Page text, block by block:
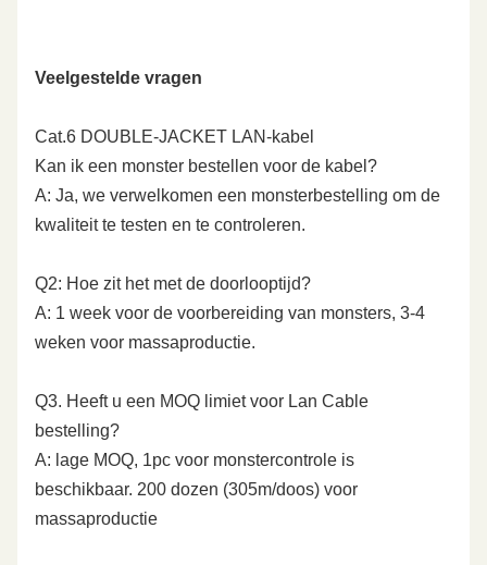
Veelgestelde vragen
Cat.6 DOUBLE-JACKET LAN-kabel
Kan ik een monster bestellen voor de kabel?
A: Ja, we verwelkomen een monsterbestelling om de
kwaliteit te testen en te controleren.
Q2: Hoe zit het met de doorlooptijd?
A: 1 week voor de voorbereiding van monsters, 3-4
weken voor massaproductie.
Q3. Heeft u een MOQ limiet voor Lan Cable
bestelling?
A: lage MOQ, 1pc voor monstercontrole is
beschikbaar. 200 dozen (305m/doos) voor
massaproductie